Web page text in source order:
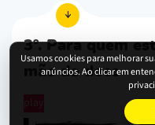
Usamos cookies para melhorar
anúncios. Ao clicar em
3º. Para quem
mão do doce